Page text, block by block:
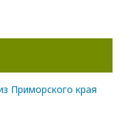
Приморского края